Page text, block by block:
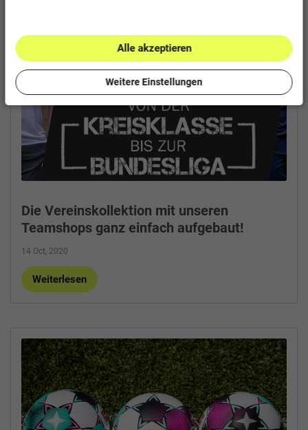
Die Vereinskollektion mit unseren
Teamshops ganz einfach aufgebaut!
14 Oct, 2020
Weiterlesen
Alle akzeptieren
Weitere Einstellungen